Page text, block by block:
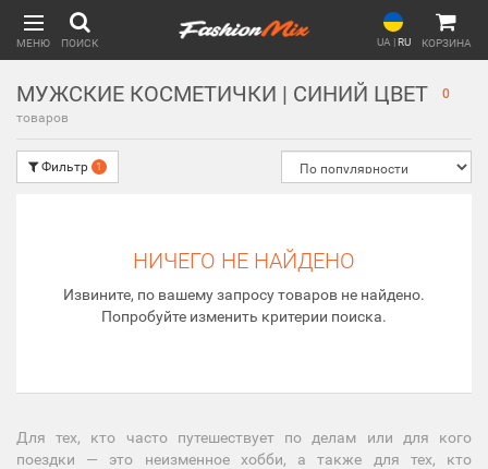
МЕНЮ ПОИСК UA |RU КОРЗИНА
МУЖСКИЕ КОСМЕТИЧКИ | СИНИЙ ЦВЕТ
0
товаров
Фильтр 1
НИЧЕГО НЕ НАЙДЕНО
Извините, по вашему запросу товаров не найдено.
Попробуйте изменить критерии поиска.
Для тех, кто часто путешествует по делам или для кого
поездки — это неизменное хобби, а также для тех, кто